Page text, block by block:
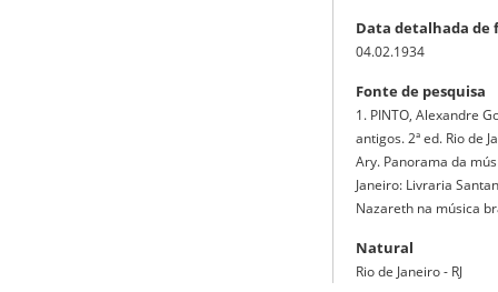
Data detalhada de
04.02.1934
Fonte de pesquisa
1. PINTO, Alexandre
antigos. 2ª ed. Rio de
Ary. Panorama da
Janeiro: Livraria
Nazareth na música
Natural
Rio de Janeiro - RJ